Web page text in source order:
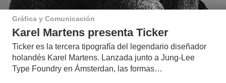
Gráfica y Comunicación
Karel Martens presenta Ticker
Ticker es la tercera tipografía del legendario diseñador
holandés Karel Martens. Lanzada junto a Jung-Lee
Type Foundry en Ámsterdan, las formas…